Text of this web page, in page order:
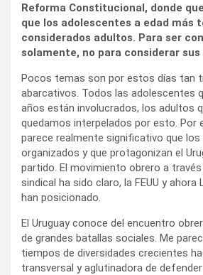
Reforma Constitucional, donde
que los adolescentes a edad más
considerados adultos. Para ser
solamente, no para considerar sus
Pocos temas son por estos días tan
abarcativos. Todos las adolescentes
años están involucrados, los adultos
quedamos interpelados por esto. Por
parece realmente significativo que
organizados y que protagonizan el
partido. El movimiento obrero a
sindical ha sido claro, la FEUU y ahora
han posicionado.
El Uruguay conoce del encuentro
de grandes batallas sociales. Me
tiempos de diversidades crecientes
transversal y aglutinadora de